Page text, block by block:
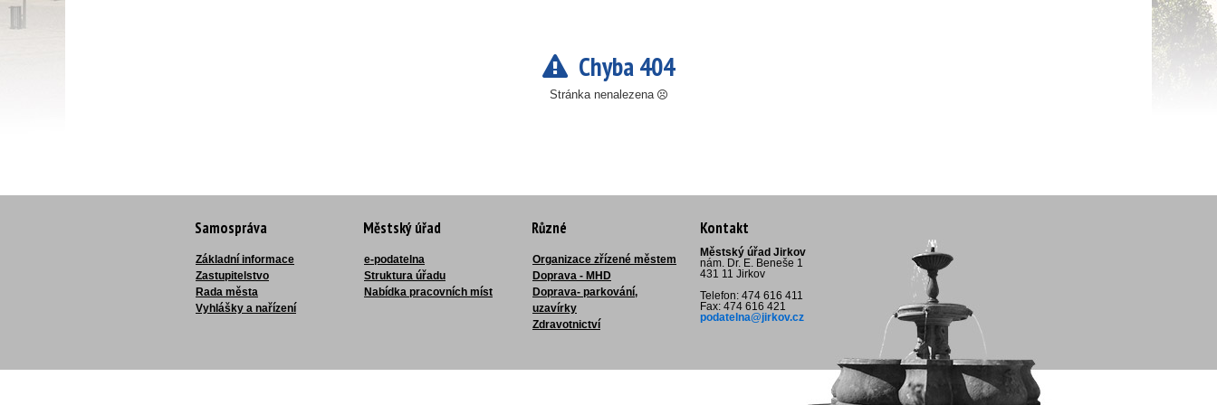
Chyba 404
Stránka nenalezena
Samospráva
Základní informace
Zastupitelstvo
Rada města
Vyhlášky a nařízení
Městský úřad
e-podatelna
Struktura úřadu
Nabídka pracovních míst
Různé
Organizace zřízené městem
Doprava - MHD
Doprava- parkování,
uzavírky
Zdravotnictví
Kontakt
Městský úřad Jirkov
nám. Dr. E. Beneše 1
431 11 Jirkov
Telefon: 474 616 411
Fax: 474 616 421
podatelna@jirkov.cz